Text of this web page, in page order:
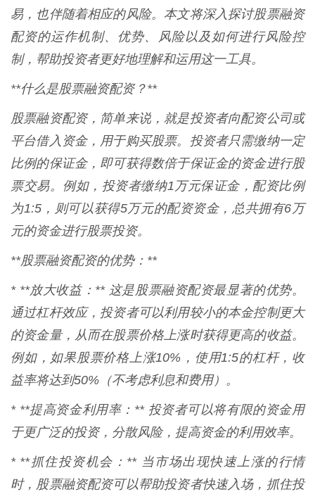
易，也伴随着相应的风险。本文将深入探讨股票融资
配资的运作机制、优势、风险以及如何进行风险控
制，帮助投资者更好地理解和运用这一工具。
**什么是股票融资配资？**
股票融资配资，简单来说，就是投资者向配资公司或
平台借入资金，用于购买股票。投资者只需缴纳一定
比例的保证金，即可获得数倍于保证金的资金进行股
票交易。例如，投资者缴纳1万元保证金，配资比例
为1:5，则可以获得5万元的配资资金，总共拥有6万
元的资金进行股票投资。
**股票融资配资的优势：**
* **放大收益：** 这是股票融资配资最显著的优势。
通过杠杆效应，投资者可以利用较小的本金控制更大
的资金量，从而在股票价格上涨时获得更高的收益。
例如，如果股票价格上涨10%，使用1:5的杠杆，收
益率将达到50%（不考虑利息和费用）。
* **提高资金利用率：** 投资者可以将有限的资金用
于更广泛的投资，分散风险，提高资金的利用效率。
* **抓住投资机会：** 当市场出现快速上涨的行情
时，股票融资配资可以帮助投资者快速入场，抓住投